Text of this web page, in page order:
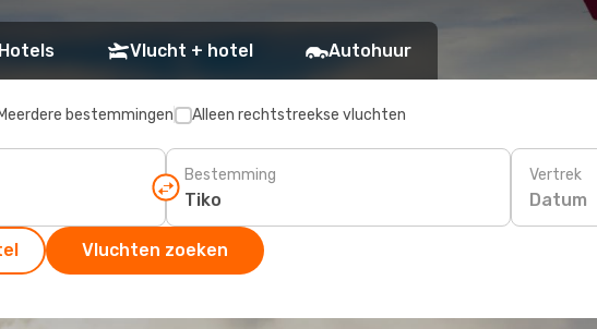
Hotels Vlucht + hotel Autohuur
Meerdere bestemmingen Alleen rechtstreekse vluchten
Bestemming Vertrek
Datum
Vluchten zoeken